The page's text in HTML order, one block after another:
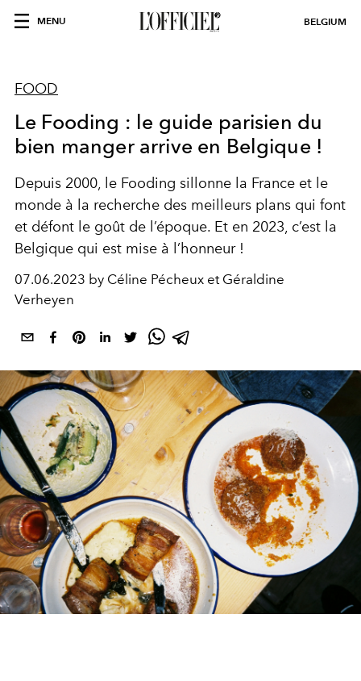
MENU BELGIUM
FOOD
Le Fooding : le guide parisien du
bien manger arrive en Belgique !
Depuis 2000, le Fooding sillonne la France et le
monde à la recherche des meilleurs plans qui font
et défont le goût de l’époque. Et en 2023, c’est la
Belgique qui est mise à l’honneur !
07.06.2023 by Céline Pécheux et Géraldine
Verheyen